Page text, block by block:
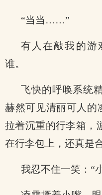
“当当……”
有人在敲我的游
谁。
飞快的呼唤系统
赫然可见清丽可人的
拉着沉重的行李箱，
在行李包上，还真是
我忍不住一笑：“